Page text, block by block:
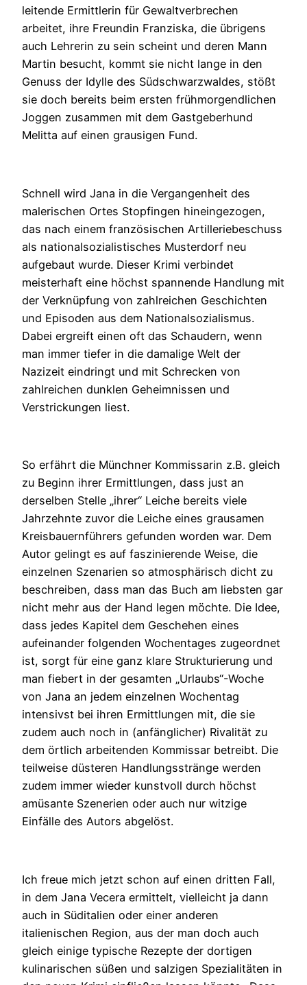
leitende Ermittlerin für Gewaltverbrechen
arbeitet, ihre Freundin Franziska, die übrigens
auch Lehrerin zu sein scheint und deren Mann
Martin besucht, kommt sie nicht lange in den
Genuss der Idylle des Südschwarzwaldes, stößt
sie doch bereits beim ersten frühmorgendlichen
Joggen zusammen mit dem Gastgeberhund
Melitta auf einen grausigen Fund.
Schnell wird Jana in die Vergangenheit des
malerischen Ortes Stopfingen hineingezogen,
das nach einem französischen Artilleriebeschuss
als nationalsozialistisches Musterdorf neu
aufgebaut wurde. Dieser Krimi verbindet
meisterhaft eine höchst spannende Handlung mit
der Verknüpfung von zahlreichen Geschichten
und Episoden aus dem Nationalsozialismus.
Dabei ergreift einen oft das Schaudern, wenn
man immer tiefer in die damalige Welt der
Nazizeit eindringt und mit Schrecken von
zahlreichen dunklen Geheimnissen und
Verstrickungen liest.
So erfährt die Münchner Kommissarin z.B. gleich
zu Beginn ihrer Ermittlungen, dass just an
derselben Stelle „ihrer“ Leiche bereits viele
Jahrzehnte zuvor die Leiche eines grausamen
Kreisbauernführers gefunden worden war. Dem
Autor gelingt es auf faszinierende Weise, die
einzelnen Szenarien so atmosphärisch dicht zu
beschreiben, dass man das Buch am liebsten gar
nicht mehr aus der Hand legen möchte. Die Idee,
dass jedes Kapitel dem Geschehen eines
aufeinander folgenden Wochentages zugeordnet
ist, sorgt für eine ganz klare Strukturierung und
man fiebert in der gesamten „Urlaubs“-Woche
von Jana an jedem einzelnen Wochentag
intensivst bei ihren Ermittlungen mit, die sie
zudem auch noch in (anfänglicher) Rivalität zu
dem örtlich arbeitenden Kommissar betreibt. Die
teilweise düsteren Handlungsstränge werden
zudem immer wieder kunstvoll durch höchst
amüsante Szenerien oder auch nur witzige
Einfälle des Autors abgelöst.
Ich freue mich jetzt schon auf einen dritten Fall,
in dem Jana Vecera ermittelt, vielleicht ja dann
auch in Süditalien oder einer anderen
italienischen Region, aus der man doch auch
gleich einige typische Rezepte der dortigen
kulinarischen süßen und salzigen Spezialitäten in